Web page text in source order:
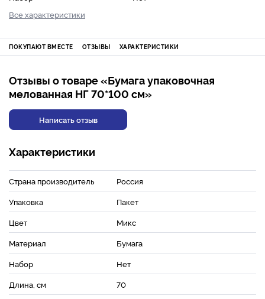
Все характеристики
ПОКУПАЮТ ВМЕСТЕ ОТЗЫВЫ ХАРАКТЕРИСТИКИ
Отзывы о товаре «Бумага упаковочная
мелованная НГ 70*100 см»
Написать отзыв
Характеристики
Страна производитель
Россия
Упаковка
Пакет
Цвет
Микс
Материал
Бумага
Набор
Нет
Длина, см
70